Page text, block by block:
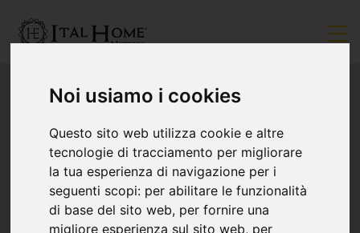
Noi usiamo i cookies
Questo sito web utilizza cookie e altre
tecnologie di tracciamento per migliorare
la tua esperienza di navigazione per i
seguenti scopi: per abilitare le funzionalità
di base del sito web, per fornire una
migliore esperienza sul sito web, per